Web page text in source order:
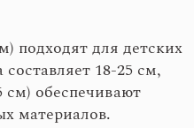
подходят для детских
18-25 см,
обеспечивают
материалов.